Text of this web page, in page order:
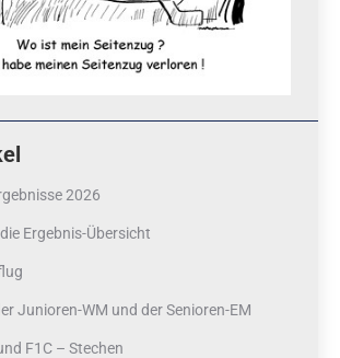
2026
Ergebnis-Übersicht
Junioren-WM und der Senioren-EM
F1C – Stechen